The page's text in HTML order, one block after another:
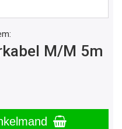
M/M 5m